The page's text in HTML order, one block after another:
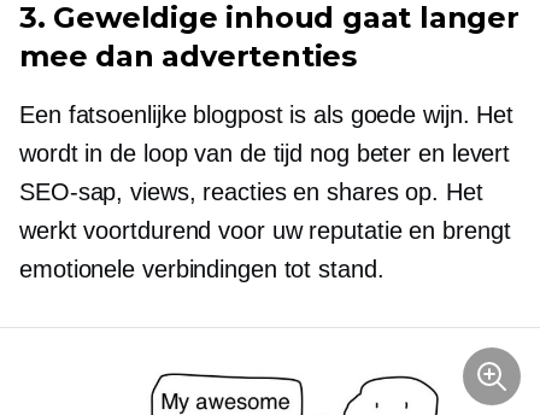
3. Geweldige inhoud gaat langer
mee dan advertenties
Een fatsoenlijke blogpost is als goede wijn. Het
wordt in de loop van de tijd nog beter en levert
SEO-sap, views, reacties en shares op. Het
werkt voortdurend voor uw reputatie en brengt
emotionele verbindingen tot stand.